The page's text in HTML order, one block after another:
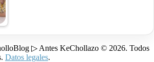
▷ Antes KeChollazo © 2026. Todos
Datos legales.